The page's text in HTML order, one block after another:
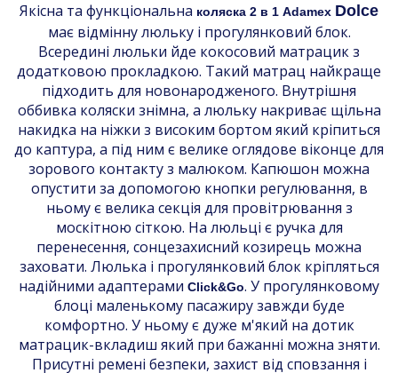
Якісна та функціональна коляска 2 в 1 Adamex Dolce
має відмінну люльку і прогулянковий блок.
Всередині люльки йде кокосовий матрацик з
додатковою прокладкою. Такий матрац найкраще
підходить для новонародженого. Внутрішня
оббивка коляски знімна, а люльку накриває щільна
накидка на ніжки з високим бортом який кріпиться
до каптура, а під ним є велике оглядове віконце для
зорового контакту з малюком. Капюшон можна
опустити за допомогою кнопки регулювання, в
ньому є велика секція для провітрювання з
москітною сіткою. На люльці є ручка для
перенесення, сонцезахисний козирець можна
заховати. Люлька і прогулянковий блок кріпляться
надійними адаптерами Click&Go. У прогулянковому
блоці маленькому пасажиру завжди буде
комфортно. У ньому є дуже м'який на дотик
матрацик-вкладиш який при бажанні можна зняти.
Присутні ремені безпеки, захист від сповзання і